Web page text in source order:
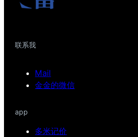
联系我
Mail
金金的微信
app
多米记价